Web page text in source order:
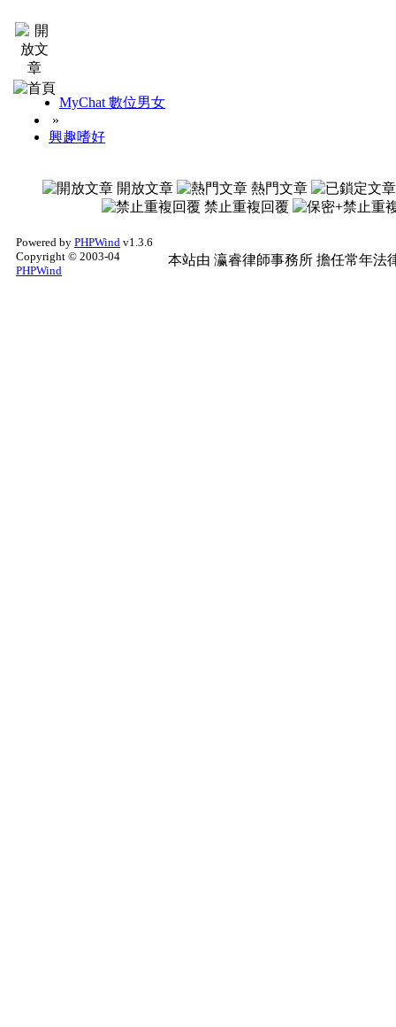
MyChat 數位男女
»
興趣嗜好
開放文章
熱門文章
禁止重複回覆
Powered by PHPWind v1.3.6
Copyright © 2003-04
PHPWind
本站由 瀛睿律師事務所 擔任常年法